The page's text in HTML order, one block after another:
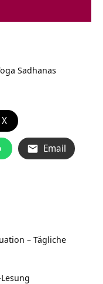
Sadhanas
Email
– Tägliche